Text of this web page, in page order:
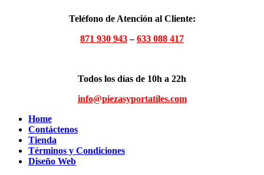
Teléfono de Atención al Cliente:
871 930 943–633 088 417
Todos los días de 10h a 22h
info@piezasyportatiles.com
Home
Contáctenos
Tienda
Términos y Condiciones
Diseño Web